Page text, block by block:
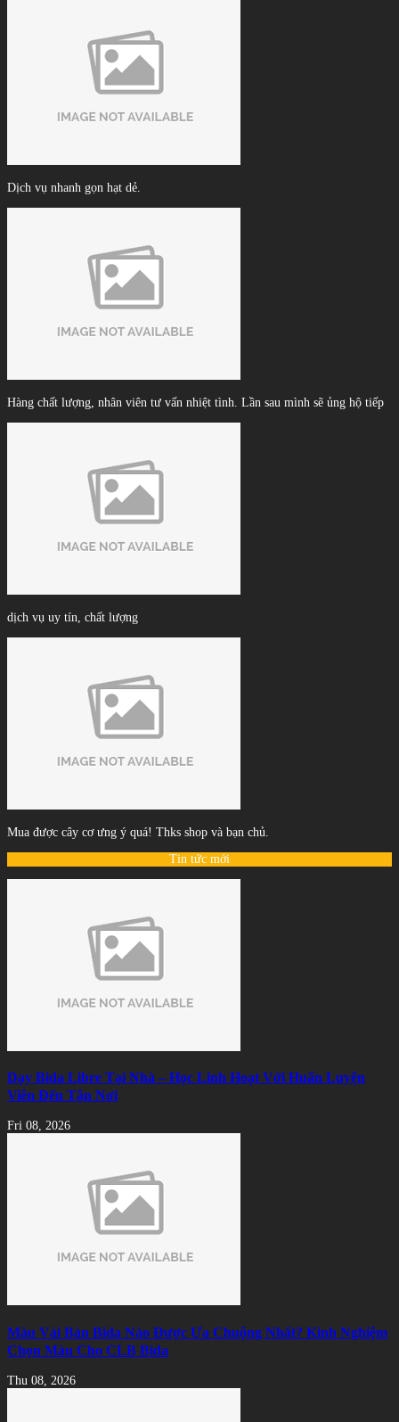
Dịch vụ nhanh gọn hạt dẻ.
Hàng chất lượng, nhân viên tư vấn nhiệt tình. Lần sau mình sẽ ủng hộ tiếp
dịch vụ uy tín, chất lượng
Mua được cây cơ ưng ý quá! Thks shop và bạn chủ.
Tin tức mới
Dạy Bida Libre Tại Nhà – Học Linh Hoạt Với Huấn Luyện
Viên Đến Tận Nơi
Fri 08, 2026
Màu Vải Bàn Bida Nào Được Ưa Chuộng Nhất? Kinh Nghiệm
Chọn Màu Cho CLB Bida
Thu 08, 2026